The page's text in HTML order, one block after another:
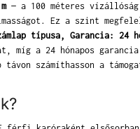
— a 100 méteres
Ez a szint
típusa, Garancia: 24
míg a 24 hónapos
távon számíthasson a